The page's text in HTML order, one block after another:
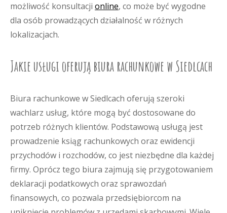
możliwość konsultacji online, co może być wygodne
dla osób prowadzących działalność w różnych
lokalizacjach.
Jakie usługi oferują biura rachunkowe w Siedlcach
Biura rachunkowe w Siedlcach oferują szeroki
wachlarz usług, które mogą być dostosowane do
potrzeb różnych klientów. Podstawową usługą jest
prowadzenie ksiąg rachunkowych oraz ewidencji
przychodów i rozchodów, co jest niezbędne dla każdej
firmy. Oprócz tego biura zajmują się przygotowaniem
deklaracji podatkowych oraz sprawozdań
finansowych, co pozwala przedsiębiorcom na